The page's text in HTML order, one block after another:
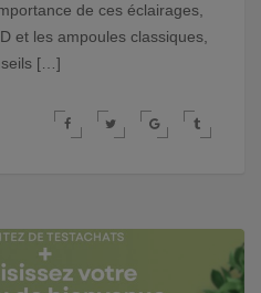
de ces éclairages,
et les ampoules classiques,
[…]